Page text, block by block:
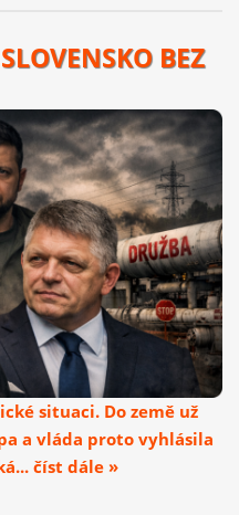
BEZ
situaci. Do země už
a vláda proto vyhlásila
číst dále »